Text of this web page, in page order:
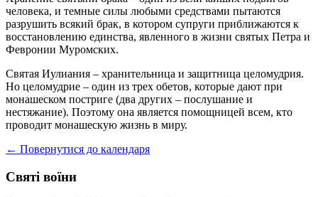
человека, и темные силы любыми средствами пытаются
разрушить всякий брак, в котором супруги приближаются к
восстановлению единства, явленного в жизни святых Петра и
Февронии Муромских.
Святая Иулиания – хранительница и защитница целомудрия.
Но целомудрие – один из трех обетов, которые дают при
монашеском постриге (два других – послушание и
нестяжание). Поэтому она является помощницей всем, кто
проводит монашескую жизнь в миру.
← Повернутися до календаря
Святі воїни